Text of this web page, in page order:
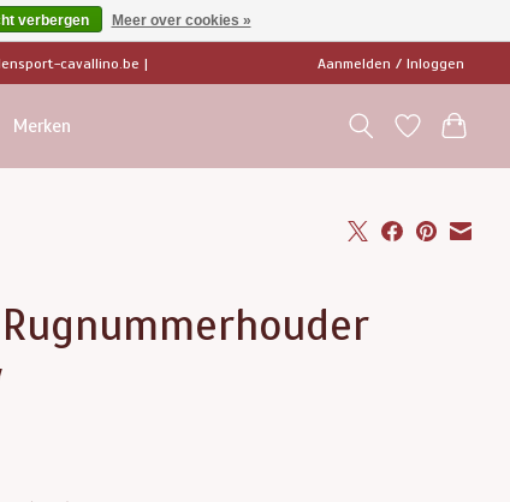
cavallino.be | Aanmelden / Inloggen
Merken
Rugnummerhouder
verbergen Meer over cookies »